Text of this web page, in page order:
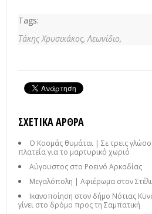
Tags:
Τάκης Χρυσικάκος,Λεωνίδιο,
ΣΧΕΤΙΚΆ ΆΡΘΡΑ
Ο Κοσμάς θυμάται | Σε τρεις
πλατεία για το μαρτυρικό χωριό
Αύγουστος στο Ροεινό Αρκαδίας
Μεγαλόπολη | Αφιέρωμα στον
Ικανοποίηση στον δήμο Νότιας
γίνει στο δρόμο προς τη Σαμπατική